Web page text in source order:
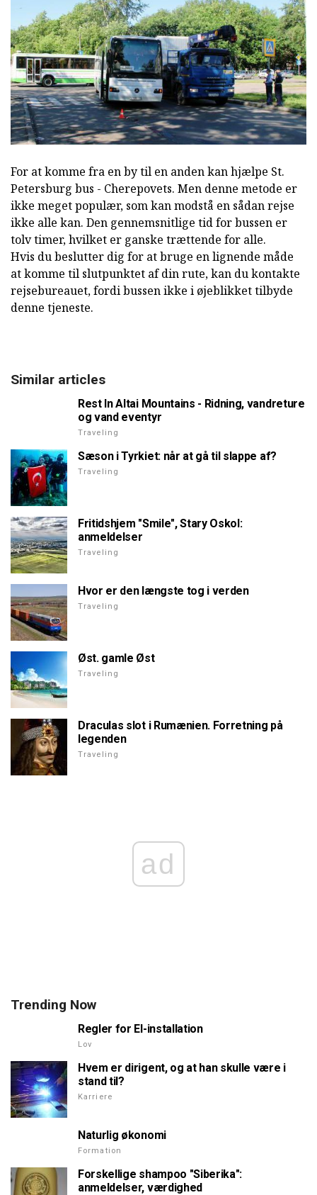
For at komme fra en by til en anden kan hjælpe St.
Petersburg bus - Cherepovets. Men denne metode er
ikke meget populær, som kan modstå en sådan rejse
ikke alle kan. Den gennemsnitlige tid for bussen er
tolv timer, hvilket er ganske trættende for alle.
Hvis du beslutter dig for at bruge en lignende måde
at komme til slutpunktet af din rute, kan du kontakte
rejsebureauet, fordi bussen ikke i øjeblikket tilbyde
denne tjeneste.
Similar articles
Rest In Altai Mountains - Ridning, vandreture
og vand eventyr
Traveling
Sæson i Tyrkiet: når at gå til slappe af?
Traveling
Fritidshjem "Smile", Stary Oskol:
anmeldelser
Traveling
Hvor er den længste tog i verden
Traveling
Øst. gamle Øst
Traveling
Draculas slot i Rumænien. Forretning på
legenden
Traveling
ad
Trending Now
Regler for El-installation
Lov
Hvem er dirigent, og at han skulle være i
stand til?
Karriere
Naturlig økonomi
Formation
Forskellige shampoo "Siberika":
anmeldelser, værdighed